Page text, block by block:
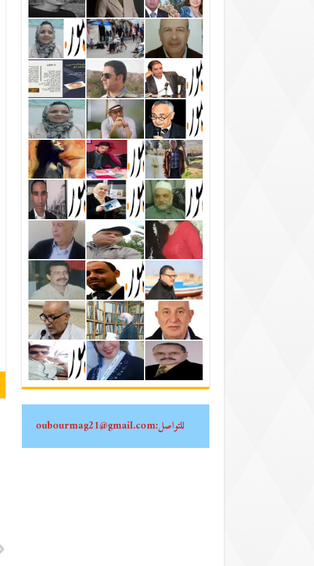
للتواصل:oubourmag21@gmail.com